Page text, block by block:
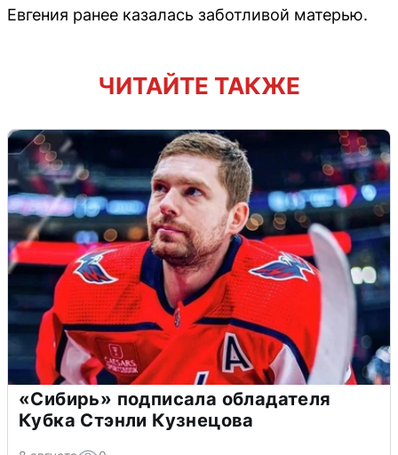
Евгения ранее казалась заботливой матерью.
ЧИТАЙТЕ ТАКЖЕ
«Сибирь» подписала обладателя
Кубка Стэнли Кузнецова